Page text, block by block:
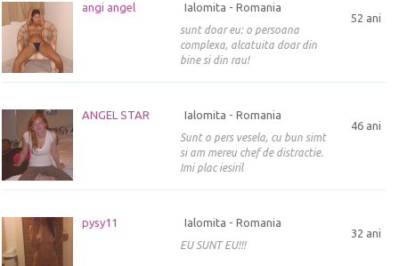
angi angel
52 ani
Ialomita - Romania
sunt doar eu: o persoana
complexa, alcatuita doar din
bine si din rau!
ANGEL STAR
46 ani
Ialomita - Romania
Sunt o pers vesela, cu bun simt
si am mereu chef de distractie.
Imi plac iesiril
pysy11
32 ani
Ialomita - Romania
EU SUNT EU!!!